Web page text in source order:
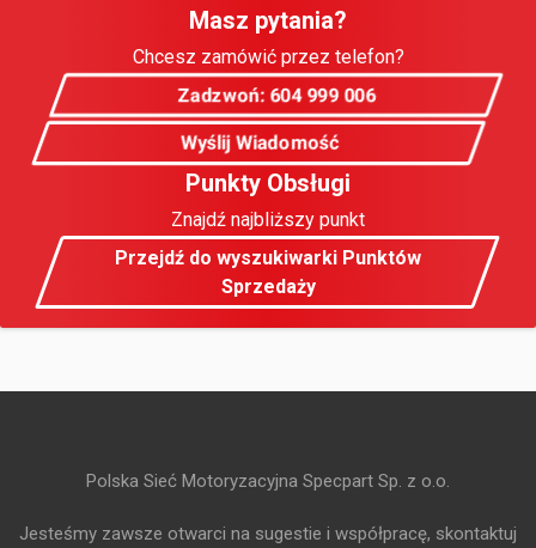
Masz pytania?
Chcesz zamówić przez telefon?
Zadzwoń: 604 999 006
Wyślij Wiadomość
Punkty Obsługi
Znajdź najbliższy punkt
Przejdź do wyszukiwarki Punktów
Sprzedaży
Polska Sieć Motoryzacyjna Specpart Sp. z o.o.
Jesteśmy zawsze otwarci na sugestie i współpracę, skontaktuj